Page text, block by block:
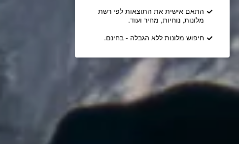
התאם אישית את התוצאות לפי רשת
מלונות, נוחיות, מחיר ועוד.
חיפוש מלונות ללא הגבלה - בחינם.